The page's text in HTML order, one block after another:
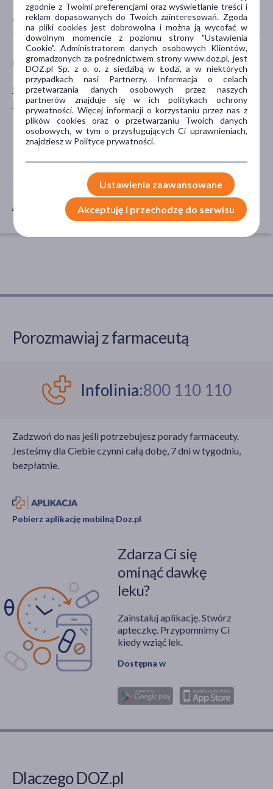
CECHY PRODUKTU
PŁEĆ
Mężczyzna
Kobieta
WIEK
dla dzieci
0-6 miesięcy
7-12 miesięcy
13-24 miesięcy
TYP PRODUKTU
Akcesoria
AKCESORIA
Porozmawiaj z farmaceutą
Infolinia:800 110 110
Zadzwoń do nas jeśli potrzebujesz porady farmaceuty.
Jesteśmy dla Ciebie czynni całą dobę, 7 dni w tygodniu,
bezpłatnie.
Pobierz aplikację mobilną Doz.pl
Zdarza Ci się
ominąć dawkę
leku?
Zainstaluj aplikację. Stwórz
apteczkę. Przypomnimy Ci
kiedy wziąć lek.
Dostępna w
Dlaczego DOZ.pl
zgodnie z Twoimi preferencjami oraz wyświetlanie treści i
reklam dopasowanych do Twoich zainteresowań. Zgoda
na pliki cookies jest dobrowolna i można ją wycofać w
dowolnym momencie z poziomu strony "Ustawienia
Cookie". Administratorem danych osobowych Klientów,
gromadzonych za pośrednictwem strony www.doz.pl, jest
DOZ.pl Sp. z o. o. z siedzibą w Łodzi, a w niektórych
przypadkach nasi Partnerzy. Informacja o celach
przetwarzania danych osobowych przez naszych
partnerów znajduje się w ich politykach ochrony
prywatności. Więcej informacji o korzystaniu przez nas z
plików cookies oraz o przetwarzaniu Twoich danych
osobowych, w tym o przysługujących Ci uprawnieniach,
znajdziesz w Polityce prywatności.
Ustawienia zaawansowane
Akceptuję i przechodzę do serwisu